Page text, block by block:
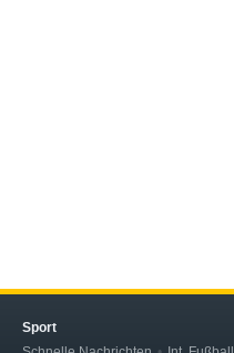
Sport